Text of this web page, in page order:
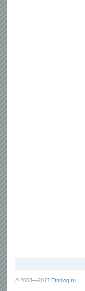
© 2008—2017 Etnolog.ru